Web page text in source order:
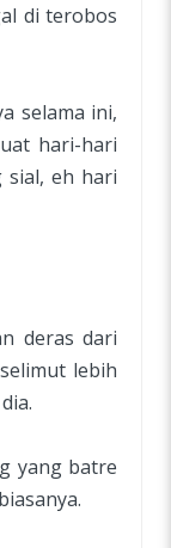
di terobos
selama ini,
hari-hari
sial, eh hari
deras dari
lebih
yang batre